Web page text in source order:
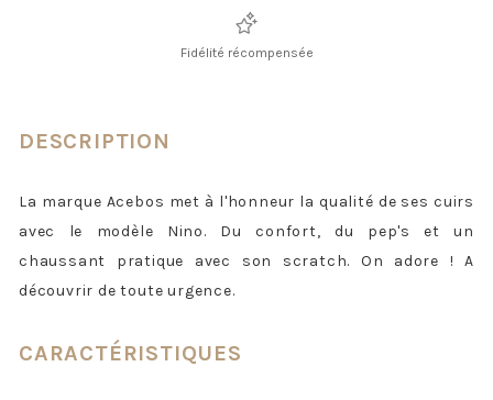
Fidélité récompensée
DESCRIPTION
La marque Acebos met à l'honneur la qualité de ses cuirs
avec le modèle Nino. Du confort, du pep's et un
chaussant pratique avec son scratch. On adore ! A
découvrir de toute urgence.
CARACTÉRISTIQUES